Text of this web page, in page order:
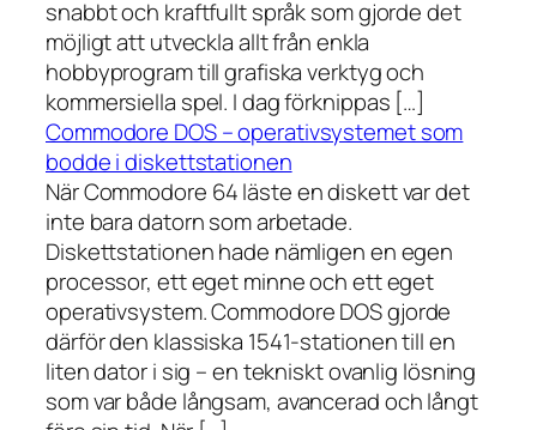
snabbt och kraftfullt språk som gjorde det
möjligt att utveckla allt från enkla
hobbyprogram till grafiska verktyg och
kommersiella spel. I dag förknippas […]
Commodore DOS – operativsystemet som
bodde i diskettstationen
När Commodore 64 läste en diskett var det
inte bara datorn som arbetade.
Diskettstationen hade nämligen en egen
processor, ett eget minne och ett eget
operativsystem. Commodore DOS gjorde
därför den klassiska 1541-stationen till en
liten dator i sig – en tekniskt ovanlig lösning
som var både långsam, avancerad och långt